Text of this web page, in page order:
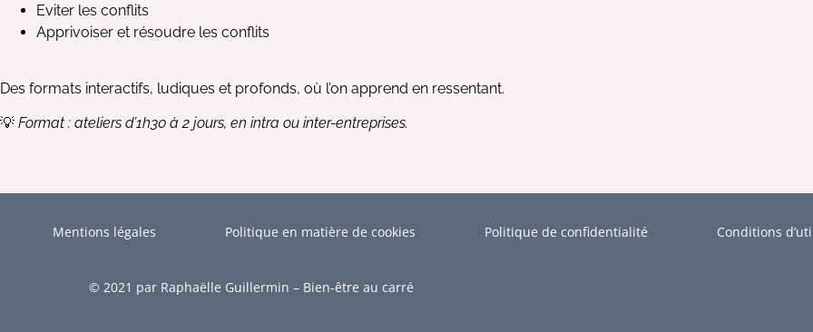
Eviter les conflits
Apprivoiser et résoudre les conflits
Des formats interactifs, ludiques et profonds, où l’on apprend en ressentant.
💡 Format : ateliers d’1h30 à 2 jours, en intra ou inter-entreprises.
Mentions légales Politique en matière de cookies Politique de confidentialité Conditions
© 2021 par Raphaëlle Guillermin – Bien-être au carré